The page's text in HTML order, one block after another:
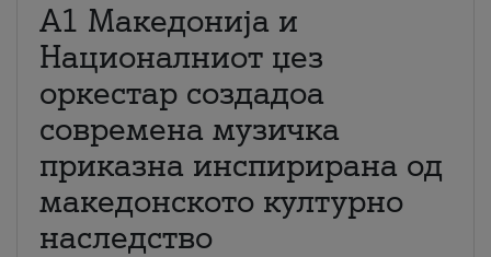
А1 Македонија и
Националниот џез
оркестар создадоа
современа музичка
приказна инспирирана од
македонското културно
наследство